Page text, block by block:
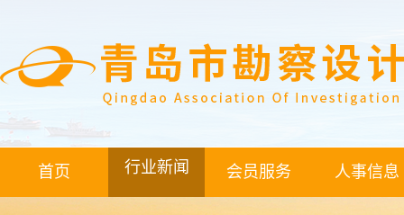
首页 行业新闻 会员服务 人事信息